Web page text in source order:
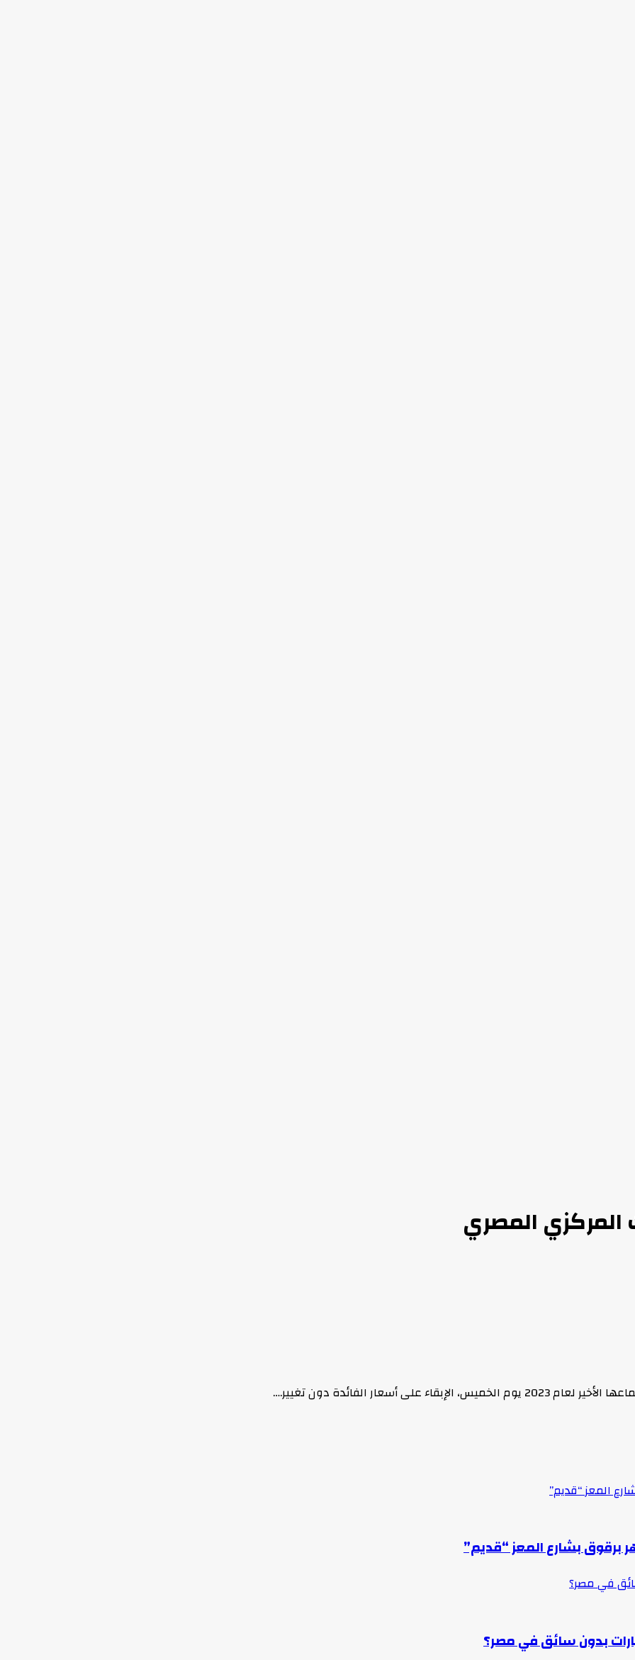
المركزي المصري
أسعار الفائدة دون تغيير.…
المعز “قديم”
برقوق بشارع المعز “قديم”
في مصر؟
بدون سائق في مصر؟